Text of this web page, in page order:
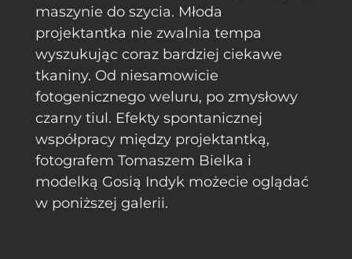
maszynie do szycia. Młoda
projektantka nie zwalnia tempa
wyszukując coraz bardziej ciekawe
tkaniny. Od niesamowicie
fotogenicznego weluru, po zmysłowy
czarny tiul. Efekty spontanicznej
współpracy między projektantką,
fotografem Tomaszem Bielka i
modelką Gosią Indyk możecie oglądać
w poniższej galerii.